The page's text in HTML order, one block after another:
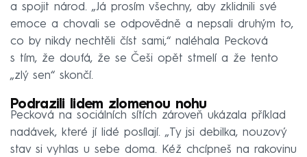
a spojit národ. „Já prosím všechny, aby zklidnili své
emoce a chovali se odpovědně a nepsali druhým to,
co by nikdy nechtěli číst sami,“ naléhala Pecková
s tím, že doufá, že se Češi opět stmelí a že tento
„zlý sen“ skončí.
Podrazili lidem zlomenou nohu
Pecková na sociálních sítích zároveň ukázala příklad
nadávek, které jí lidé posílají. „Ty jsi debilka, nouzový
stav si vyhlas u sebe doma. Kéž chcípneš na rakovinu